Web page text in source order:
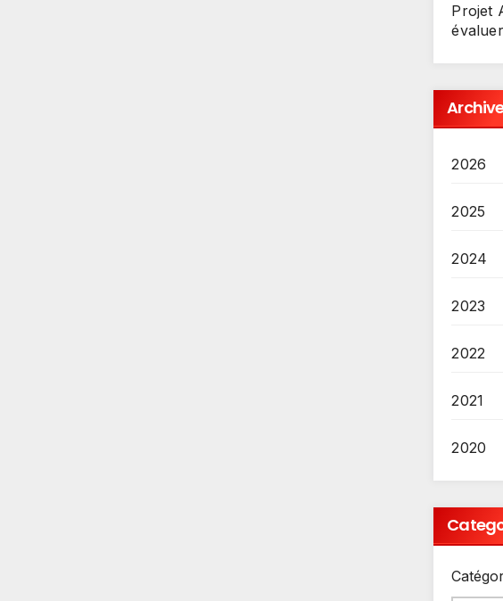
Projet
2026
2025
2024
2023
2022
2021
2020